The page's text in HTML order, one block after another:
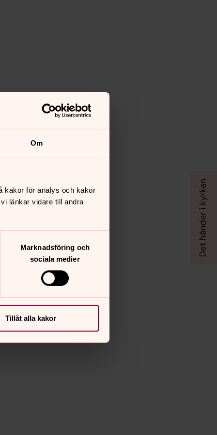
Om
kakor för analys och kakor
länkar vidare till andra
Marknadsföring och
sociala medier
Tillåt alla kakor